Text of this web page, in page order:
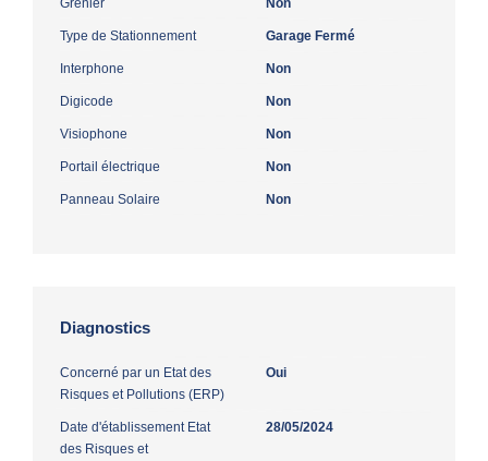
Type de Stationnement Garage Fermé
Interphone Non
Digicode Non
Visiophone Non
Portail électrique Non
Panneau Solaire Non
Diagnostics
Concerné par un Etat des
Risques et Pollutions (ERP)
Oui
Date d'établissement Etat
des Risques et
28/05/2024